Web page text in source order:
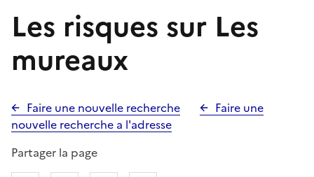
Les risques sur Les
mureaux
Faire une nouvelle recherche
Faire une
nouvelle recherche a l'adresse
Partager la page